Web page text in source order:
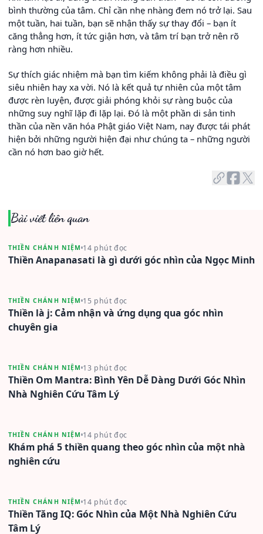
bình thường của tâm. Chỉ cần nhẹ nhàng đem nó trở lại. Sau
một tuần, hai tuần, bạn sẽ nhận thấy sự thay đổi – bạn ít
căng thẳng hơn, ít tức giận hơn, và tâm trí bạn trở nên rõ
ràng hơn nhiều.
Sự thích giác nhiệm mà bạn tìm kiếm không phải là điều gì
siêu nhiên hay xa vời. Nó là kết quả tự nhiên của một tâm
được rèn luyện, được giải phóng khỏi sự ràng buộc của
những suy nghĩ lặp đi lặp lại. Đó là một phần di sản tinh
thần của nền văn hóa Phật giáo Việt Nam, nay được tái phát
hiện bởi những người hiện đại như chúng ta – những người
cần nó hơn bao giờ hết.
Bài viết liên quan
THIỀN CHÁNH NIỆM 14 phút đọc
Thiền Anapanasati là gì dưới góc nhìn của Ngọc Minh
THIỀN CHÁNH NIỆM 15 phút đọc
Thiền là j: Cảm nhận và ứng dụng qua góc nhìn
chuyên gia
THIỀN CHÁNH NIỆM 13 phút đọc
Thiền Om Mantra: Bình Yên Dễ Dàng Dưới Góc Nhìn
Nhà Nghiên Cứu Tâm Lý
THIỀN CHÁNH NIỆM 14 phút đọc
Khám phá 5 thiền quang theo góc nhìn của một nhà
nghiên cứu
THIỀN CHÁNH NIỆM 14 phút đọc
Thiền Tăng IQ: Góc Nhìn của Một Nhà Nghiên Cứu
Tâm Lý